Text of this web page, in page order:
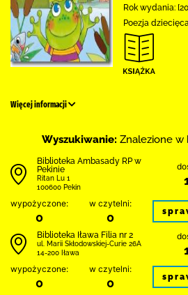
Rok wydania:
Poezja
Więcej informacji
Wyszukiwanie: Znalezione w
Biblioteka Ambasady RP w
Pekinie
Ritan Lu 1
100600 Pekin
wypożyczone:
0
w czytelni:
0
Biblioteka Iława Filia nr 2
ul. Marii Skłodowskiej-Curie 26A
14-200 Iława
wypożyczone:
0
w czytelni:
0